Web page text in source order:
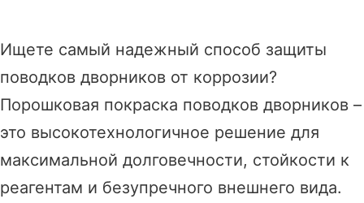
Ищете самый надежный способ защиты
поводков дворников от коррозии?
Порошковая покраска поводков дворников –
это высокотехнологичное решение для
максимальной долговечности, стойкости к
реагентам и безупречного внешнего вида.